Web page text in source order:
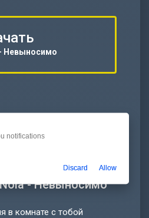
Невыносимо
- Невыносимо
в комнате с тобой
notifications
Discard Allow